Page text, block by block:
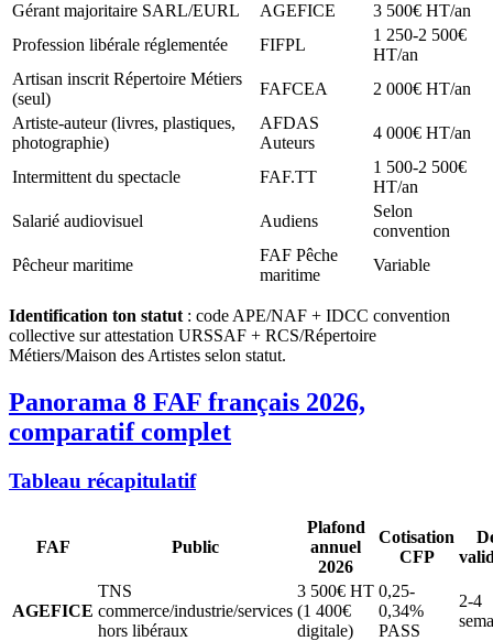
Gérant majoritaire SARL/EURL
AGEFICE
3 500€ HT/an
Profession libérale réglementée
FIFPL
1 250-2 500€
HT/an
Artisan inscrit Répertoire Métiers
(seul)
FAFCEA
2 000€ HT/an
Artiste-auteur (livres, plastiques,
photographie)
AFDAS
Auteurs
4 000€ HT/an
Intermittent du spectacle FAF.TT
1 500-2 500€
HT/an
Salarié audiovisuel
Audiens
Selon
convention
Pêcheur maritime
FAF Pêche
maritime
Variable
Identification ton statut : code APE/NAF + IDCC convention
collective sur attestation URSSAF + RCS/Répertoire
Métiers/Maison des Artistes selon statut.
Panorama 8 FAF français 2026,
comparatif complet
Tableau récapitulatif
FAF Public
Plafond
annuel
2026
Cotisation
CFP
AGEFICE
TNS
commerce/industrie/services
hors libéraux
3 500€ HT
(1 400€
digitale)
0,25-
0,34%
PASS
2-4